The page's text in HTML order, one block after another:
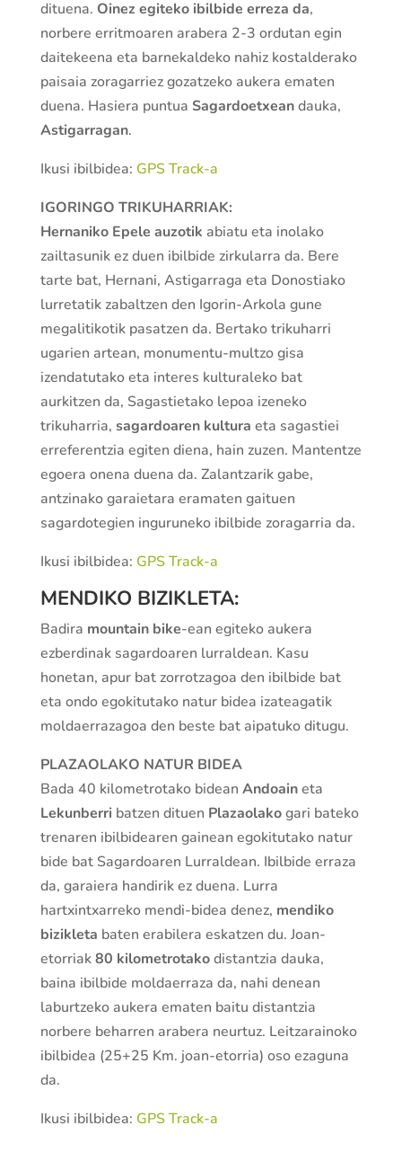
dituena. Oinez egiteko ibilbide erreza da,
norbere erritmoaren arabera 2-3 ordutan egin
daitekeena eta barnekaldeko nahiz kostalderako
paisaia zoragarriez gozatzeko aukera ematen
duena. Hasiera puntua Sagardoetxeandauka,
Astigarragan.
Ikusi ibilbidea: GPS Track-a
IGORINGO TRIKUHARRIAK:
Hernaniko Epele auzotik abiatu eta inolako
zailtasunik ez duen ibilbide zirkularra da. Bere
tarte bat, Hernani, Astigarraga eta Donostiako
lurretatik zabaltzen den Igorin-Arkola gune
megalitikotik pasatzen da. Bertako trikuharri
ugarien artean, monumentu-multzo gisa
izendatutako eta interes kulturaleko bat
aurkitzen da, Sagastietako lepoa izeneko
trikuharria, sagardoaren kultura eta sagastiei
erreferentzia egiten diena, hain zuzen. Mantentze
egoera onena duena da. Zalantzarik gabe,
antzinako garaietara eramaten gaituen
sagardotegien inguruneko ibilbide zoragarria da.
Ikusi ibilbidea: GPS Track-a
MENDIKO BIZIKLETA:
Badira mountain bike-ean egiteko aukera
ezberdinak sagardoaren lurraldean. Kasu
honetan, apur bat zorrotzagoa den ibilbide bat
eta ondo egokitutako natur bidea izateagatik
moldaerrazagoa den beste bat aipatuko ditugu.
PLAZAOLAKO NATUR BIDEA
Bada 40 kilometrotako bidean Andoaineta
Lekunberribatzen dituen Plazaolakogari bateko
trenaren ibilbidearen gainean egokitutako natur
bide bat Sagardoaren Lurraldean. Ibilbide erraza
da, garaiera handirik ez duena. Lurra
hartxintxarreko mendi-bidea denez, mendiko
bizikleta baten erabilera eskatzen du. Joan-
etorriak80 kilometrotakodistantzia dauka,
baina ibilbide moldaerraza da, nahi denean
laburtzeko aukera ematen baitu distantzia
norbere beharren arabera neurtuz. Leitzarainoko
ibilbidea (25+25 Km. joan-etorria) oso ezaguna
da.
Ikusi ibilbidea: GPS Track-a